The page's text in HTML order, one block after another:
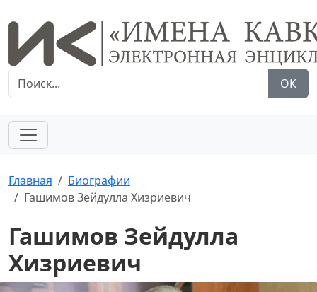
ОК
Главная
Биографии
Гашимов Зейдулла Хизриевич
Гашимов Зейдулла
Хизриевич